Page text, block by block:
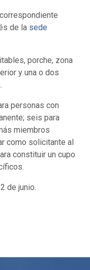
de la sede
porche, zona
y una o dos
personas con
seis para
miembros
como solicitante al
constituir un cupo
de junio.